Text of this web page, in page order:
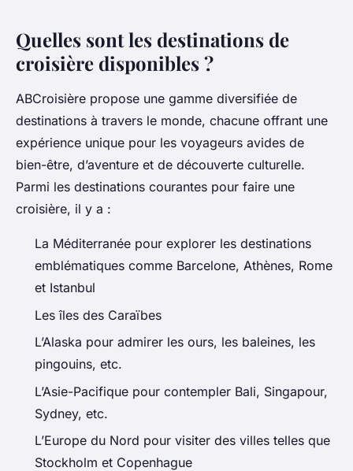
Quelles sont les destinations de
croisière disponibles ?
ABCroisière propose une gamme diversifiée de
destinations à travers le monde, chacune offrant une
expérience unique pour les voyageurs avides de
bien-être, d’aventure et de découverte culturelle.
Parmi les destinations courantes pour faire une
croisière, il y a :
La Méditerranée pour explorer les destinations
emblématiques comme Barcelone, Athènes, Rome
et Istanbul
Les îles des Caraïbes
L’Alaska pour admirer les ours, les baleines, les
pingouins, etc.
L’Asie-Pacifique pour contempler Bali, Singapour,
Sydney, etc.
L’Europe du Nord pour visiter des villes telles que
Stockholm et Copenhague